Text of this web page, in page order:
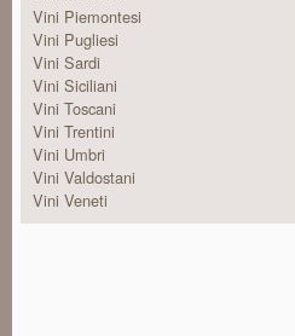
Vini Piemontesi
Vini Pugliesi
Vini Sardi
Vini Siciliani
Vini Toscani
Vini Trentini
Vini Umbri
Vini Valdostani
Vini Veneti